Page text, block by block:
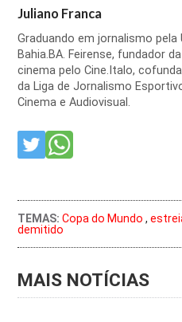
Juliano Franca
Graduando em jornalismo pela
Bahia.BA. Feirense, fundador
cinema pelo Cine.Italo,
da Liga de Jornalismo
Cinema e Audiovisual.
TEMAS: Copa do Mundo ,
demitido
MAIS NOTÍCIAS